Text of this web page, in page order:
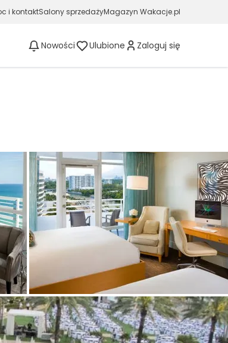
i kontaktSalony sprzedażyMagazyn Wakacje.pl
Nowości Ulubione Zaloguj się